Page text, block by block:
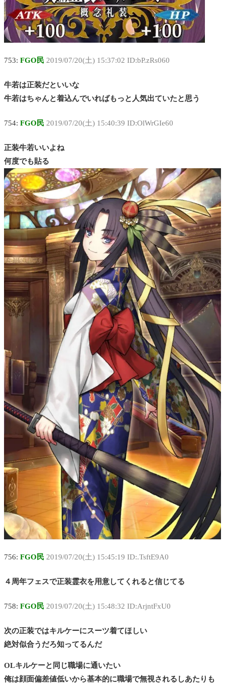
753: FGO民 2019/07/20(土) 15:37:02 ID:bP.zRs060
牛若は正装だといいな
牛若はちゃんと着込んでいればもっと人気出ていたと思う
754: FGO民 2019/07/20(土) 15:40:39 ID:OlWrGIe60
正装牛若いいよね
何度でも貼る
756: FGO民 2019/07/20(土) 15:45:19 ID:.TsftE9A0
４周年フェスで正装霊衣を用意してくれると信じてる
758: FGO民 2019/07/20(土) 15:48:32 ID:ArjntFxU0
次の正装ではキルケーにスーツ着てほしい
絶対似合うだろ知ってるんだ
OLキルケーと同じ職場に通いたい
俺は顔面偏差値低いから基本的に職場で無視されるしあたりも